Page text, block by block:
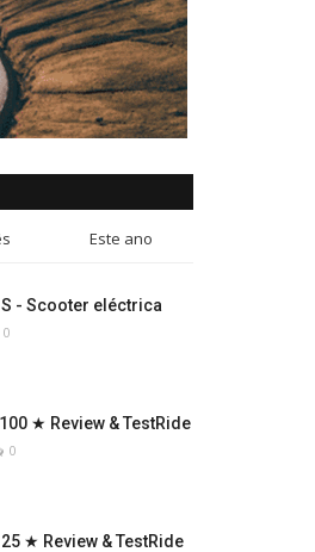
Este ano
S - Scooter eléctrica
0
★ Review & TestRide
0
★ Review & TestRide